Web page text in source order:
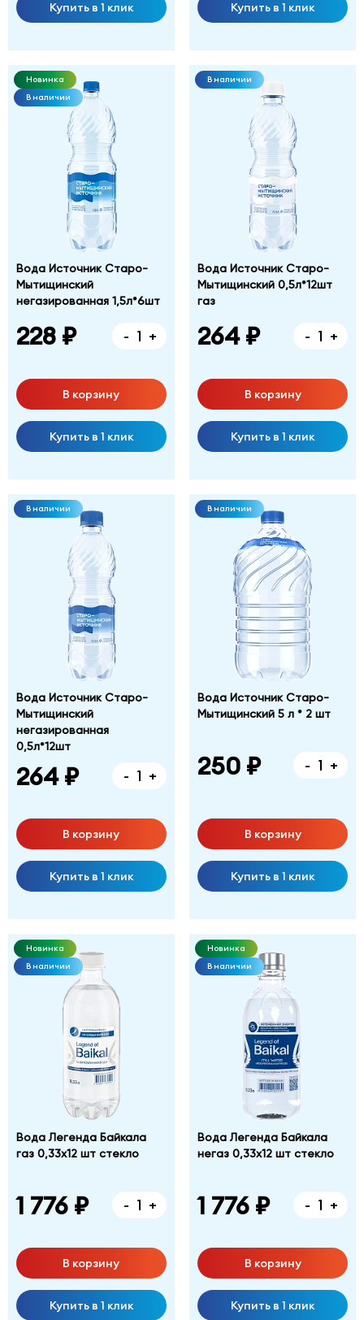
Купить в 1 клик Купить в 1 клик
Новинка
В наличии
Вода Источник Старо-
Мытищинский
негазированная 1,5л*6шт
228 ₽ - +
В корзину
Купить в 1 клик
В наличии
Вода Источник Старо-
Мытищинский 0,5л*12шт
газ
264 ₽ - +
В корзину
Купить в 1 клик
В наличии
Вода Источник Старо-
Мытищинский
негазированная
0,5л*12шт
264 ₽ - +
В корзину
Купить в 1 клик
В наличии
Вода Источник Старо-
Мытищинский 5 л * 2 шт
250 ₽ - +
В корзину
Купить в 1 клик
Новинка
В наличии
Вода Легенда Байкала
газ 0,33х12 шт стекло
1 776 ₽ - +
В корзину
Купить в 1 клик
Новинка
В наличии
Вода Легенда Байкала
негаз 0,33х12 шт стекло
1 776 ₽ - +
В корзину
Купить в 1 клик